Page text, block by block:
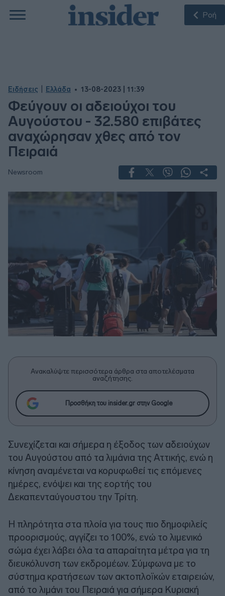
Ροή
Ειδήσεις Ελλάδα 13-08-2023 | 11:39
Φεύγουν οι αδειούχοι του
Αυγούστου - 32.580 επιβάτες
αναχώρησαν χθες από τον
Πειραιά
Newsroom
Ανακαλύψτε περισσότερα άρθρα στα αποτελέσματα
αναζήτησης.
Προσθήκη του insider.gr στην Google
Συνεχίζεται και σήμερα η έξοδος των αδειούχων
του Αυγούστου από τα λιμάνια της Αττικής, ενώ η
κίνηση αναμένεται να κορυφωθεί τις επόμενες
ημέρες, ενόψει και της εορτής του
Δεκαπενταύγουστου την Τρίτη.
Η πληρότητα στα πλοία για τους πιο δημοφιλείς
προορισμούς, αγγίζει το 100%, ενώ το λιμενικό
σώμα έχει λάβει όλα τα απαραίτητα μέτρα για τη
διευκόλυνση των εκδρομέων. Σύμφωνα με το
σύστημα κρατήσεων των ακτοπλοϊκών εταιρειών,
από το λιμάνι του Πειραιά για σήμερα Κυριακή